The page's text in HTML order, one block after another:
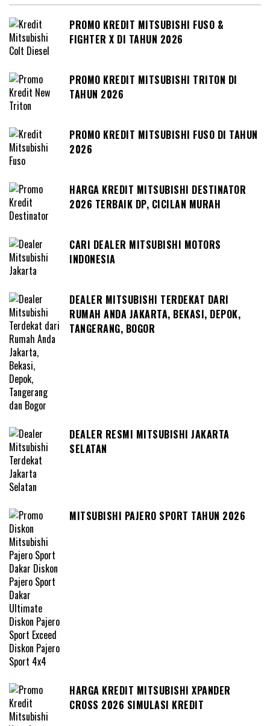
PROMO KREDIT MITSUBISHI FUSO &
FIGHTER X DI TAHUN 2026
PROMO KREDIT MITSUBISHI TRITON DI
TAHUN 2026
PROMO KREDIT MITSUBISHI FUSO DI TAHUN
2026
HARGA KREDIT MITSUBISHI DESTINATOR
2026 TERBAIK DP, CICILAN MURAH
CARI DEALER MITSUBISHI MOTORS
INDONESIA
DEALER MITSUBISHI TERDEKAT DARI
RUMAH ANDA JAKARTA, BEKASI, DEPOK,
TANGERANG, BOGOR
DEALER RESMI MITSUBISHI JAKARTA
SELATAN
MITSUBISHI PAJERO SPORT TAHUN 2026
HARGA KREDIT MITSUBISHI XPANDER
CROSS 2026 SIMULASI KREDIT